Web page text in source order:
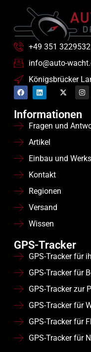
+49 351 3229532
info@auto-
Königsbrücker
Informationen
Fragen und
Artikel
Einbau und
Kontakt
Regionen
Versand
Wissen
GPS-Tracker
GPS-Tracker für
GPS-Tracker für
GPS-Tracker zur
GPS-Tracker für
GPS-Tracker für
GPS-Tracker für